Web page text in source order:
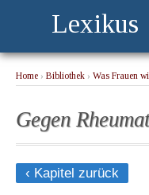
Lexikus
Home › Bibliothek › Was Frauen
Gegen
‹ Kapitel zurück